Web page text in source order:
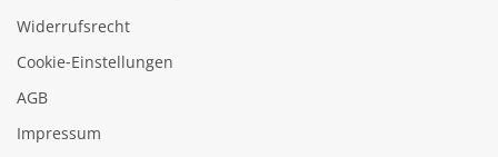
Widerrufsrecht
Cookie‑Einstellungen
AGB
Impressum